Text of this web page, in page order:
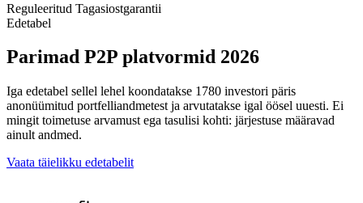
Reguleeritud Tagasiostgarantii
Edetabel
Parimad P2P platvormid 2026
Iga edetabel sellel lehel koondatakse 1780 investori päris
anonüümitud portfelliandmetest ja arvutatakse igal öösel uuesti. Ei
mingit toimetuse arvamust ega tasulisi kohti: järjestuse määravad
ainult andmed.
Vaata täielikku edetabelit